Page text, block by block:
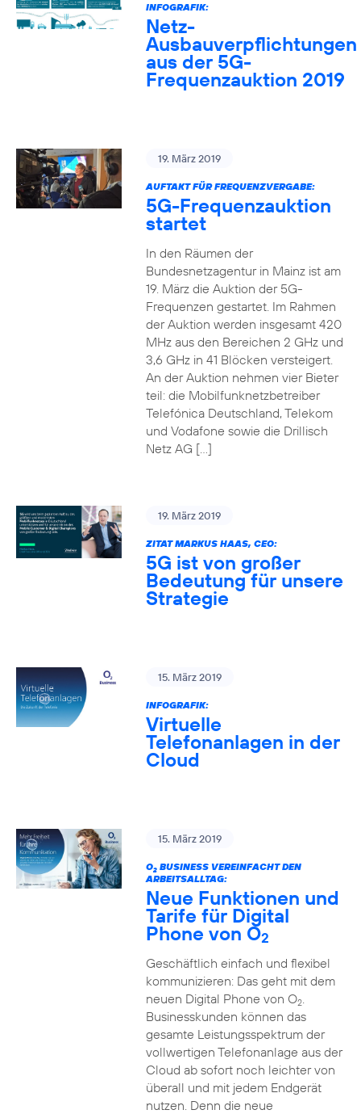
INFOGRAFIK:
Netz-
Ausbauverpflichtungen
aus der 5G-
Frequenzauktion 2019
19. März 2019
AUFTAKT FÜR FREQUENZVERGABE:
5G-Frequenzauktion
startet
In den Räumen der
Bundesnetzagentur in Mainz ist am
19. März die Auktion der 5G-
Frequenzen gestartet. Im Rahmen
der Auktion werden insgesamt 420
MHz aus den Bereichen 2 GHz und
3,6 GHz in 41 Blöcken versteigert.
An der Auktion nehmen vier Bieter
teil: die Mobilfunknetzbetreiber
Telefónica Deutschland, Telekom
und Vodafone sowie die Drillisch
Netz AG […]
19. März 2019
ZITAT MARKUS HAAS, CEO:
5G ist von großer
Bedeutung für unsere
Strategie
15. März 2019
INFOGRAFIK:
Virtuelle
Telefonanlagen in der
Cloud
15. März 2019
O2BUSINESS VEREINFACHT DEN
ARBEITSALLTAG:
Neue Funktionen und
Tarife für Digital
Phone von O2
Geschäftlich einfach und flexibel
kommunizieren: Das geht mit dem
neuen Digital Phone von O2.
Businesskunden können das
gesamte Leistungsspektrum der
vollwertigen Telefonanlage aus der
Cloud ab sofort noch leichter von
überall und mit jedem Endgerät
nutzen. Denn die neue